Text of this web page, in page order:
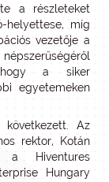
a részleteket
helyettese, míg
vezetője a
hogy a siker
egyetemeken
Az
rektor, Kotán
a Hiventures
Hungary